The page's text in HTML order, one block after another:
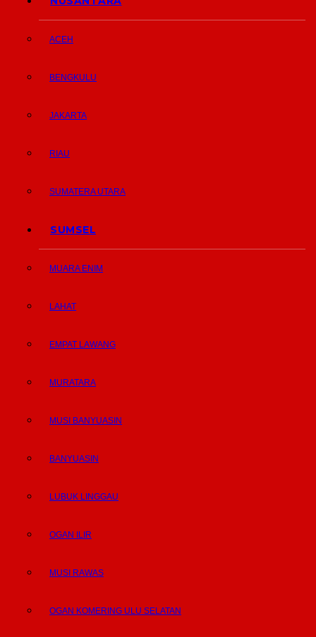
ACEH
BENGKULU
JAKARTA
RIAU
SUMATERA UTARA
SUMSEL
MUARA ENIM
LAHAT
EMPAT LAWANG
MURATARA
MUSI BANYUASIN
BANYUASIN
LUBUK LINGGAU
OGAN ILIR
MUSI RAWAS
OGAN KOMERING ULU SELATAN